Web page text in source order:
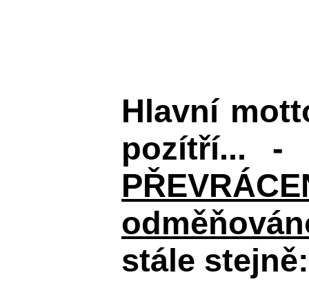
Hlavní
pozítří...
stále stejně: